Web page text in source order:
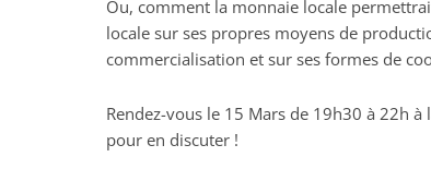
Ou, comment la monnaie locale
locale sur ses propres moyens de
commercialisation et sur ses formes de
Rendez-vous le 15 Mars de 19h30 à 22h à
pour en discuter !